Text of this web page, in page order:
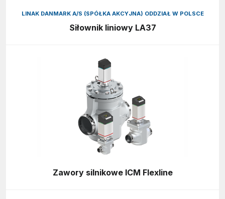
LINAK DANMARK A/S (SPÓŁKA AKCYJNA) ODDZIAŁ W POLSCE
Siłownik liniowy LA37
Zawory silnikowe ICM Flexline